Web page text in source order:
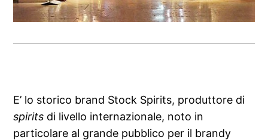
E’ lo storico brand Stock Spirits, produttore di
spirits di livello internazionale, noto in
particolare al grande pubblico per il brandy